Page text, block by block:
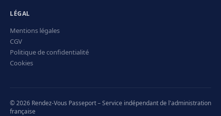
LÉGAL
Mentions légales
CGV
Politique de confidentialité
Cookies
© 2026 Rendez-Vous Passeport – Service indépendant de l'administration
française